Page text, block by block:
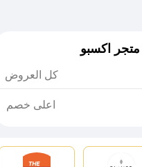
اكسبو
كل العروض
اعلى خصم